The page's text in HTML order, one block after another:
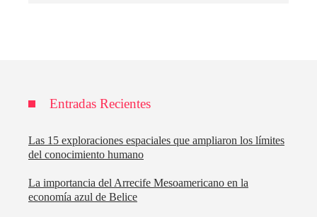
Entradas Recientes
Las 15 exploraciones espaciales que ampliaron los límites
del conocimiento humano
La importancia del Arrecife Mesoamericano en la
economía azul de Belice